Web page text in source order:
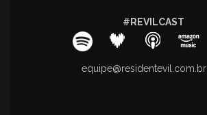
#REVILCAST
equipe@residentevil.com.br